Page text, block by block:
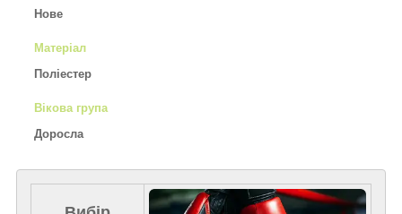
Нове
Матеріал
Поліестер
Вікова група
Доросла